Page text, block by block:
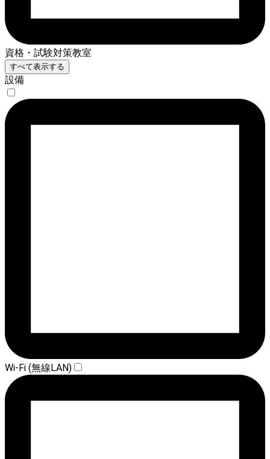
資格・試験対策教室
すべて表示する
設備
Wi-Fi (無線LAN)